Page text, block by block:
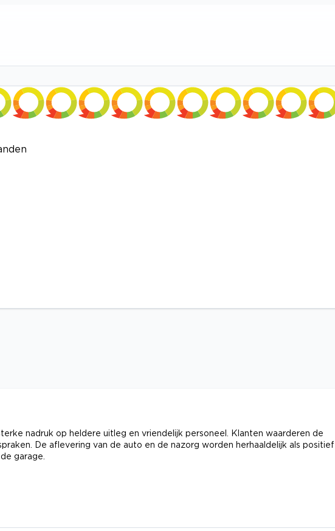
nadruk op heldere uitleg en vriendelijk personeel. Klanten waarderen de
De aflevering van de auto en de nazorg worden herhaaldelijk als positief
garage.